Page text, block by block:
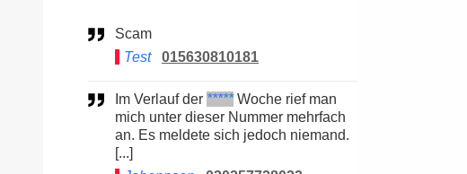
Scam
Test
015630810181
Im Verlauf der *****Woche rief man
mich unter dieser Nummer mehrfach
an. Es meldete sich jedoch niemand.
[...]